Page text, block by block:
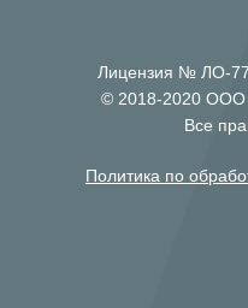
Лицензия № ЛО-
© 2018-2020
Все
Политика по